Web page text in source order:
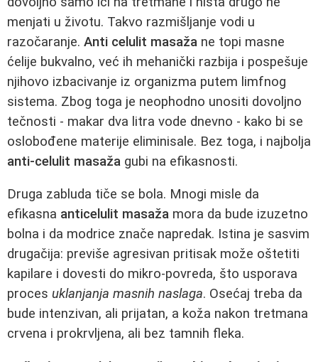
menjati u životu. Takvo razmišljanje vodi u
razočaranje. Anti celulit masaža ne topi masne
ćelije bukvalno, već ih mehanički razbija i pospešuje
njihovo izbacivanje iz organizma putem limfnog
sistema. Zbog toga je neophodno unositi dovoljno
tečnosti - makar dva litra vode dnevno - kako bi se
oslobođene materije eliminisale. Bez toga, i najbolja
anti-celulit masaža gubi na efikasnosti.
Druga zabluda tiče se bola. Mnogi misle da
efikasna anticelulit masaža mora da bude izuzetno
bolna i da modrice znače napredak. Istina je sasvim
drugačija: previše agresivan pritisak može oštetiti
kapilare i dovesti do mikro-povreda, što usporava
proces uklanjanja masnih naslaga. Osećaj treba da
bude intenzivan, ali prijatan, a koža nakon tretmana
crvena i prokrvljena, ali bez tamnih fleka.